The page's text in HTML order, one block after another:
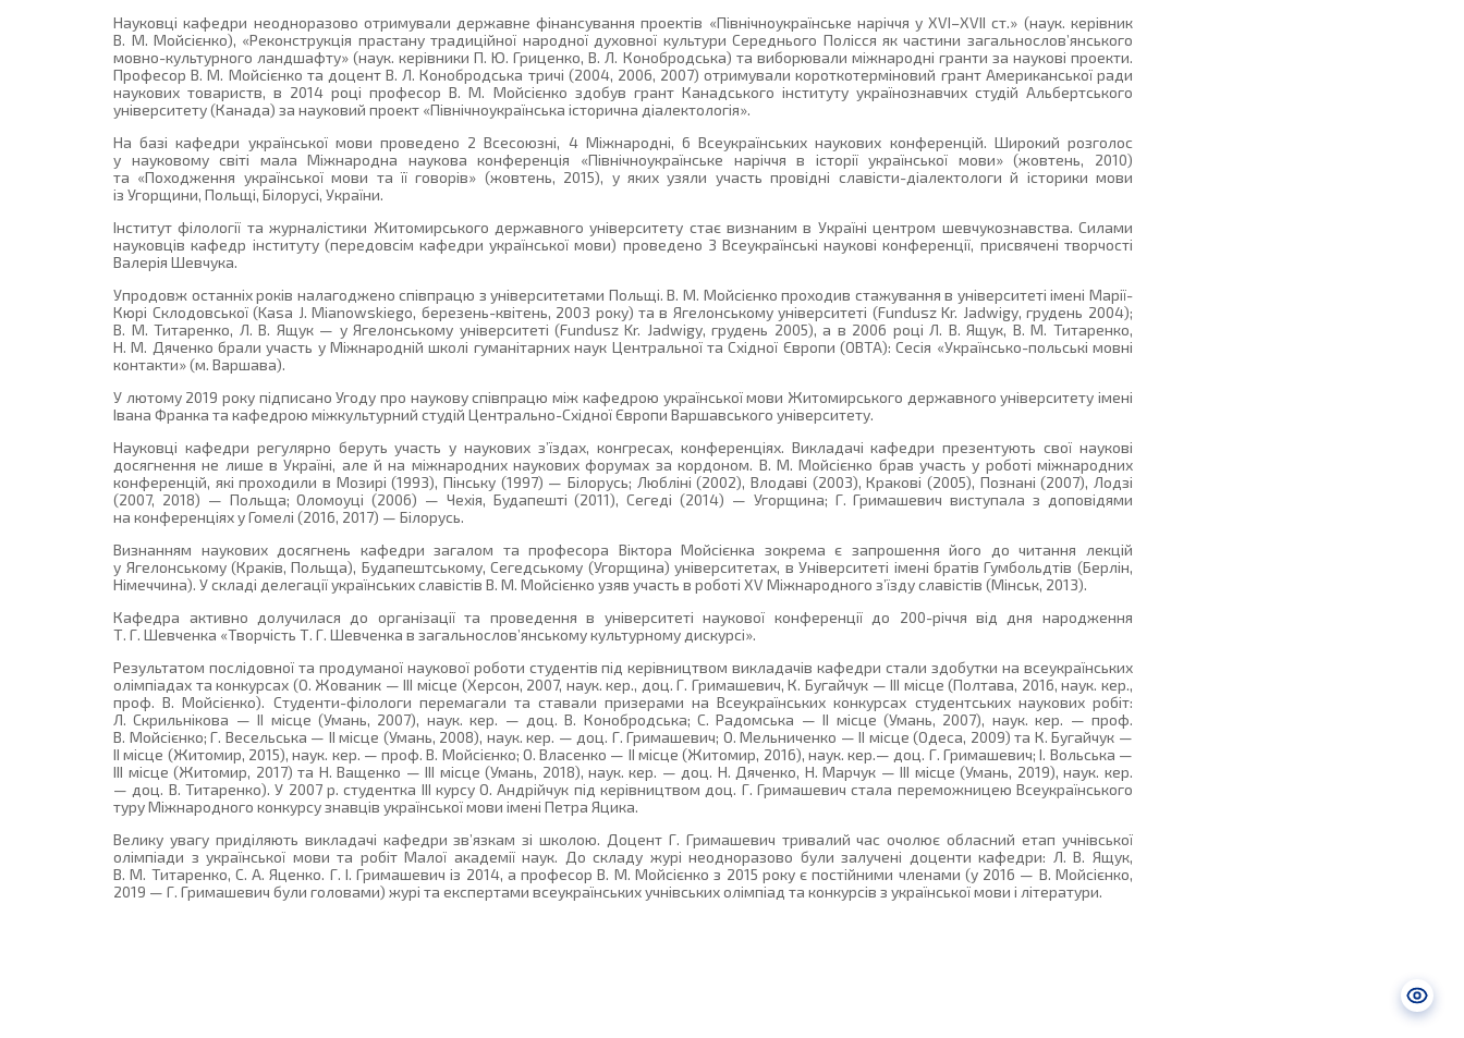
Науковці кафедри неодноразово отримували державне фінансування проектів «Північноукраїнське наріччя у ХVІ–ХVІІ ст.» (наук. керівник
В. М. Мойсієнко), «Реконструкція прастану традиційної народної духовної культури Середнього Полісся як частини загальнослов’янського
мовно-культурного ландшафту» (наук. керівники П. Ю. Гриценко, В. Л. Конобродська) та виборювали міжнародні гранти за наукові проекти.
Професор В. М. Мойсієнко та доцент В. Л. Конобродська тричі (2004, 2006, 2007) отримували короткотерміновий грант Американської ради
наукових товариств, в 2014 році професор В. М. Мойсієнко здобув грант Канадського інституту українознавчих студій Альбертського
університету (Канада) за науковий проект «Північноукраїнська історична діалектологія».
На базі кафедри української мови проведено 2 Всесоюзні, 4 Міжнародні, 6 Всеукраїнських наукових конференцій. Широкий розголос
у науковому світі мала Міжнародна наукова конференція «Північноукраїнське наріччя в історії української мови» (жовтень, 2010)
та «Походження української мови та її говорів» (жовтень, 2015), у яких узяли участь провідні славісти-діалектологи й історики мови
із Угорщини, Польщі, Білорусі, України.
Інститут філології та журналістики Житомирського державного університету стає визнаним в Україні центром шевчукознавства. Силами
науковців кафедр інституту (передовсім кафедри української мови) проведено 3 Всеукраїнські наукові конференції, присвячені творчості
Валерія Шевчука.
Упродовж останніх років налагоджено співпрацю з університетами Польщі. В. М. Мойсієнко проходив стажування в університеті імені Марії-
Кюрі Склодовської (Kasa J. Mianowskiego, березень-квітень, 2003 року) та в Ягелонському університеті (Fundusz Kr. Jadwigy, грудень 2004);
В. М. Титаренко, Л. В. Ящук — у Ягелонському університеті (Fundusz Kr. Jadwigy, грудень 2005), а в 2006 році Л. В. Ящук, В. М. Титаренко,
Н. М. Дяченко брали участь у Міжнародній школі гуманітарних наук Центральної та Східної Європи (OBTA): Сесія «Українсько-польські мовні
контакти» (м. Варшава).
У лютому 2019 року підписано Угоду про наукову співпрацю між кафедрою української мови Житомирського державного університету імені
Івана Франка та кафедрою міжкультурний студій Центрально-Східної Європи Варшавського університету.
Науковці кафедри регулярно беруть участь у наукових з’їздах, конгресах, конференціях. Викладачі кафедри презентують свої наукові
досягнення не лише в Україні, але й на міжнародних наукових форумах за кордоном. В. М. Мойсієнко брав участь у роботі міжнародних
конференцій, які проходили в Мозирі (1993), Пінську (1997) — Білорусь; Любліні (2002), Влодаві (2003), Кракові (2005), Познані (2007), Лодзі
(2007, 2018) — Польща; Оломоуці (2006) — Чехія, Будапешті (2011), Сегеді (2014) — Угорщина; Г. Гримашевич виступала з доповідями
на конференціях у Гомелі (2016, 2017) — Білорусь.
Визнанням наукових досягнень кафедри загалом та професора Віктора Мойсієнка зокрема є запрошення його до читання лекцій
у Ягелонському (Краків, Польща), Будапештському, Сегедському (Угорщина) університетах, в Університеті імені братів Гумбольдтів (Берлін,
Німеччина). У складі делегації українських славістів В. М. Мойсієнко узяв участь в роботі XV Міжнародного з’їзду славістів (Мінськ, 2013).
Кафедра активно долучилася до організації та проведення в університеті наукової конференції до 200-річчя від дня народження
Т. Г. Шевченка «Творчість Т. Г. Шевченка в загальнослов’янському культурному дискурсі».
Результатом послідовної та продуманої наукової роботи студентів під керівництвом викладачів кафедри стали здобутки на всеукраїнських
олімпіадах та конкурсах (О. Жованик — ІІІ місце (Херсон, 2007, наук. кер., доц. Г. Гримашевич, К. Бугайчук — ІІІ місце (Полтава, 2016, наук. кер.,
проф. В. Мойсієнко). Студенти-філологи перемагали та ставали призерами на Всеукраїнських конкурсах студентських наукових робіт:
Л. Скрильнікова — ІІ місце (Умань, 2007), наук. кер. — доц. В. Конобродська; С. Радомська — ІІ місце (Умань, 2007), наук. кер. — проф.
В. Мойсієнко; Г. Весельська — ІІ місце (Умань, 2008), наук. кер. — доц. Г. Гримашевич; О. Мельниченко — ІІ місце (Одеса, 2009) та К. Бугайчук —
ІІ місце (Житомир, 2015), наук. кер. — проф. В. Мойсієнко; О. Власенко — ІІ місце (Житомир, 2016), наук. кер.— доц. Г. Гримашевич; І. Вольська —
ІІІ місце (Житомир, 2017) та Н. Ващенко — ІІІ місце (Умань, 2018), наук. кер. — доц. Н. Дяченко, Н. Марчук — ІІІ місце (Умань, 2019), наук. кер.
— доц. В. Титаренко). У 2007 р. студентка ІІІ курсу О. Андрійчук під керівництвом доц. Г. Гримашевич стала переможницею Всеукраїнського
туру Міжнародного конкурсу знавців української мови імені Петра Яцика.
Велику увагу приділяють викладачі кафедри зв’язкам зі школою. Доцент Г. Гримашевич тривалий час очолює обласний етап учнівської
олімпіади з української мови та робіт Малої академії наук. До складу журі неодноразово були залучені доценти кафедри: Л. В. Ящук,
В. М. Титаренко, С. А. Яценко. Г. І. Гримашевич із 2014, а професор В. М. Мойсієнко з 2015 року є постійними членами (у 2016 — В. Мойсієнко,
2019 — Г. Гримашевич були головами) журі та експертами всеукраїнських учнівських олімпіад та конкурсів з української мови і літератури.